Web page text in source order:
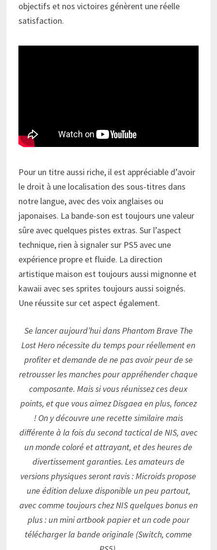
objectifs et nos victoires génèrent une réelle
satisfaction.
Pour un titre aussi riche, il est appréciable d’avoir
le droit à une localisation des sous-titres dans
notre langue, avec des voix anglaises ou
japonaises. La bande-son est toujours une valeur
sûre avec quelques pistes extras. Sur l’aspect
technique, rien à signaler sur PS5 avec une
expérience propre et fluide. La direction
artistique maison est toujours aussi mignonne et
kawaii avec ses sprites toujours aussi soignés.
Une réussite sur cet aspect également.
Se lancer aujourd’hui dans Phantom Brave The
Lost Hero nécessite du temps pour réellement en
profiter et demande de ne pas avoir peur de se
retrousser les manches pour appréhender chaque
composante. Mais si vous réunissez ces deux
points, et que vous aimez Disgaea en plus, foncez
! On y découvre une recette similaire mais
différente à la fois du second tactical de NIS, avec
un monde coloré et attrayant, et des heures de
divertissement garanties. Les amateurs de
versions physiques seront ravis : Microids propose
une édition deluxe disponible un peu partout,
avec comme toujours chez NIS quelques bonus en
plus : un mini artbook papier et un code pour
télécharger la bande originale (Switch, comme